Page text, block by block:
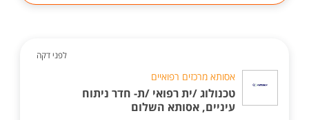
לפני דקה
אסותא מרכזים רפואיים
טכנולוג /ית רפואי /ת- חדר ניתוח
עיניים, אסותא השלום